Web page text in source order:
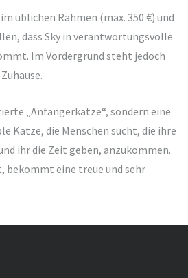
üblichen Rahmen (max. 350 €) und
dass Sky in verantwortungsvolle
Im Vordergrund steht jedoch
„Anfängerkatze“, sondern eine
Katze, die Menschen sucht, die ihre
ihr die Zeit geben, anzukommen.
bekommt eine treue und sehr